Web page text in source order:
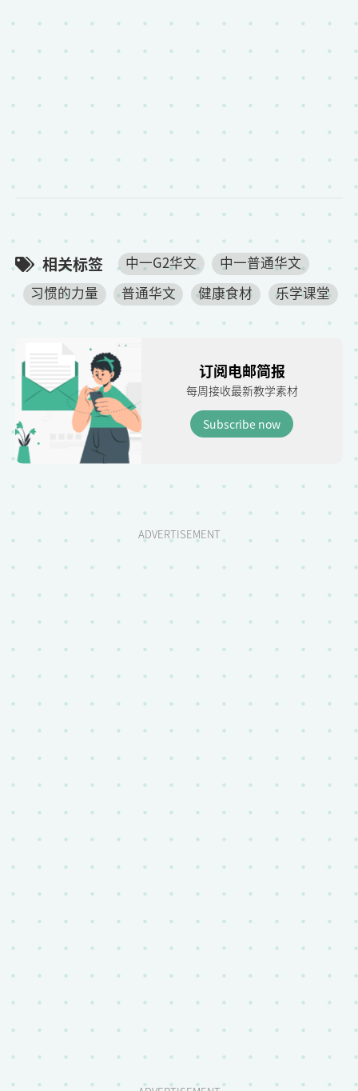
相关标签 中一G2华文
中一普通华文
习惯的力量
普通华文 健康食材 乐学课堂
订阅电邮简报
每周接收最新教学素材
Subscribe now
ADVERTISEMENT